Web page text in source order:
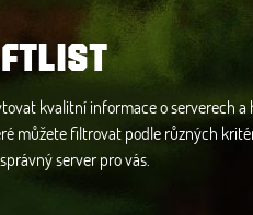
kvalitní informace o serverech a
můžete filtrovat podle různých
server pro vás.